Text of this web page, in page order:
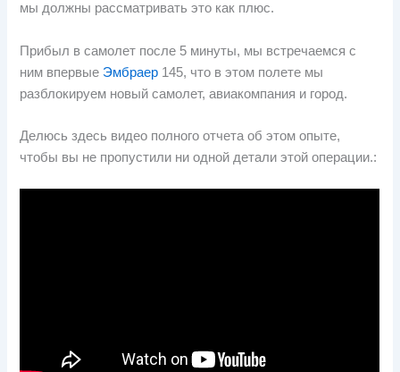
мы должны рассматривать это как плюс.
Прибыл в самолет после 5 минуты, мы встречаемся с
ним впервые Эмбраер 145, что в этом полете мы
разблокируем новый самолет, авиакомпания и город.
Делюсь здесь видео полного отчета об этом опыте,
чтобы вы не пропустили ни одной детали этой операции.: